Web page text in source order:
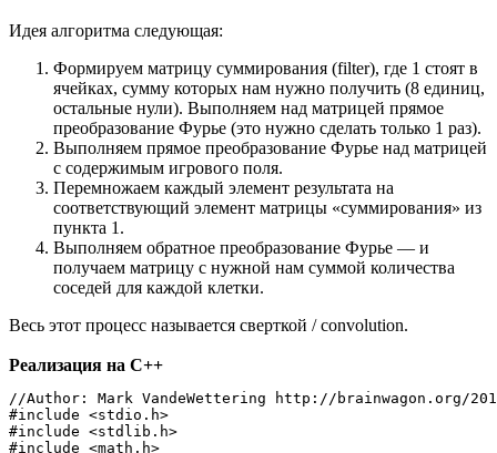
Идея алгоритма следующая:
Формируем матрицу суммирования (filter), где 1 стоят в
ячейках, сумму которых нам нужно получить (8 единиц,
остальные нули). Выполняем над матрицей прямое
преобразование Фурье (это нужно сделать только 1 раз).
Выполняем прямое преобразование Фурье над матрицей
с содержимым игрового поля.
Перемножаем каждый элемент результата на
соответствующий элемент матрицы «суммирования» из
пункта 1.
Выполняем обратное преобразование Фурье — и
получаем матрицу с нужной нам суммой количества
соседей для каждой клетки.
Весь этот процесс называется сверткой / сonvolution.
Реализация на C++
//Author: Mark VandeWettering http://brainwagon.org/
#include <stdio.h>
#include <stdlib.h>
#include <math.h>